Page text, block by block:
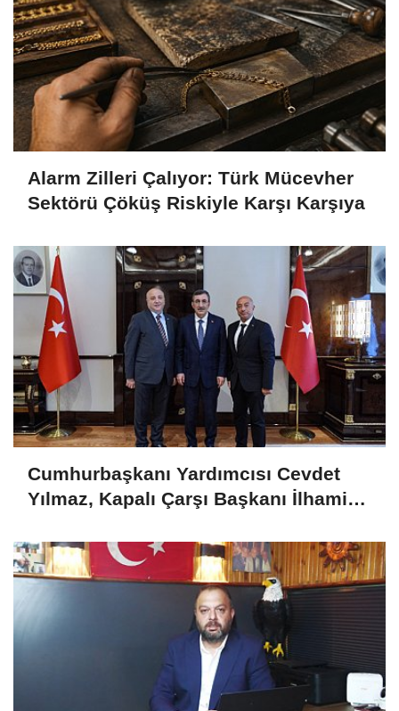
Alarm Zilleri Çalıyor: Türk Mücevher
Sektörü Çöküş Riskiyle Karşı Karşıya
Cumhurbaşkanı Yardımcısı Cevdet
Yılmaz, Kapalı Çarşı Başkanı İlhami